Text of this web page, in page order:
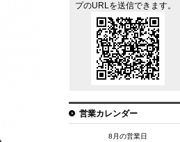
プのURLを送信できます。
営業カレンダー
8月の営業日